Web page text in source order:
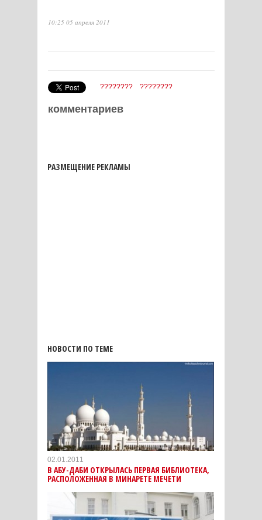
10:25 05 апреля 2011
???????? ????????
комментариев
РАЗМЕЩЕНИЕ РЕКЛАМЫ
НОВОСТИ ПО ТЕМЕ
02.01.2011
В АБУ-ДАБИ ОТКРЫЛАСЬ ПЕРВАЯ БИБЛИОТЕКА,
РАСПОЛОЖЕННАЯ В МИНАРЕТЕ МЕЧЕТИ